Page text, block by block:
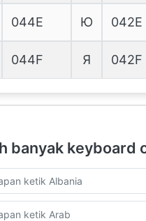
044E Ю 042E
044F Я 042F
banyak keyboard
ketik Albania
ketik Arab